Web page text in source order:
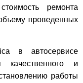
ремонта
проведенных
в автосервисе
и
работы